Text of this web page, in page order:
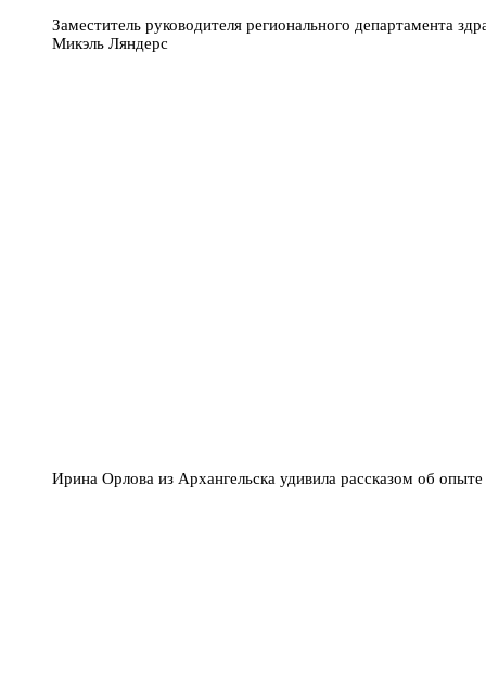
Заместитель руководителя регионального департамента
Микэль Ляндерс
Ирина Орлова из Архангельска удивила рассказом об